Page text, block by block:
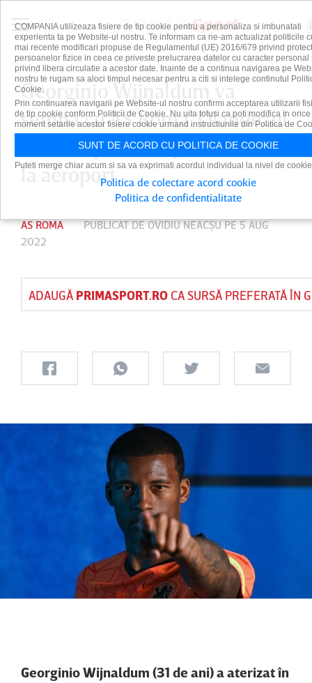
Georginio Wijnaldum va
semna cu AS Roma. Olandezul
a avut o primire spectaculoasă
la aeroport
AS ROMA PUBLICAT DEOVIDIU NEACŞUPE 5 AUG
2022
ADAUGĂ PRIMASPORT.ROCA SURSĂ PREFERATĂ ÎN
Georginio Wijnaldum (31 de ani) a aterizat în
COMPANIA utilizeaza fisiere de tip cookie pentru a personaliza si imbunatati
experienta ta pe Website-ul nostru. Te informam ca ne-am actualizat politicile
mai recente modificari propuse de Regulamentul (UE) 2016/679 privind
persoanelor fizice in ceea ce priveste prelucrarea datelor cu caracter personal
privind libera circulatie a acestor date. Inainte de a continua navigarea pe
nostru te rugam sa aloci timpul necesar pentru a citi si intelege continutul
Cookie.
Prin continuarea navigarii pe Website-ul nostru confirmi acceptarea utilizarii
de tip cookie conform Politicii de Cookie. Nu uita totusi ca poti modifica in orice
moment setarile acestor fisiere cookie urmand instructiunile din Politica de
SUNT DE ACORD CU POLITICA DE COOKIE
Puteti merge chiar acum si sa va exprimati acordul individual la nivel de
Politica de colectare acord cookie
Politica de confidentialitate